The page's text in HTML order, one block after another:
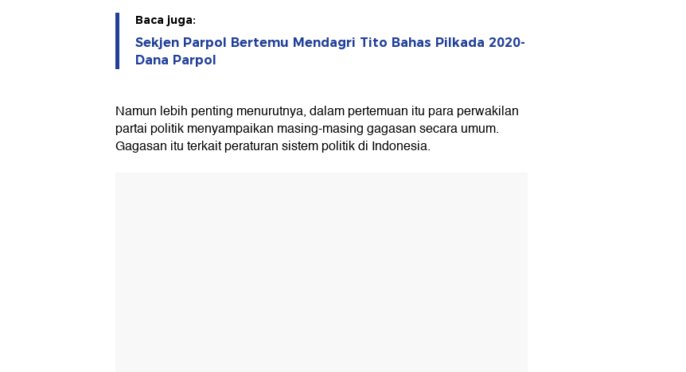
Baca juga:
Sekjen Parpol Bertemu Mendagri Tito Bahas Pilkada 2020-
Dana Parpol
Namun lebih penting menurutnya, dalam pertemuan itu para perwakilan
partai politik menyampaikan masing-masing gagasan secara umum.
Gagasan itu terkait peraturan sistem politik di Indonesia.